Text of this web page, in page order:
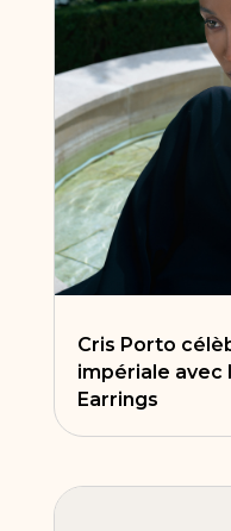
Cris Porto
impériale avec
Earrings